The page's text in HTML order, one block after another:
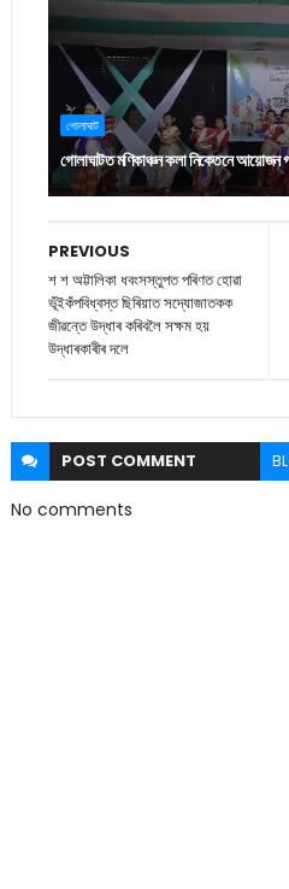
গোলাঘাট
গোলাঘাটত মণিকাঞ্চন কলা নিকেতনে আয়োজন
PREVIOUS
শ শ অট্টালিকা ধবংসস্তুপত পৰিণত হোৱা
ভূঁইকঁপবিধ্বস্ত ছিৰিয়াত সদ্যোজাতকক
জীৱন্তে উদ্ধাৰ কৰিবলৈ সক্ষম হয়
উদ্ধাৰকাৰীৰ দলে
POST COMMENT
No comments